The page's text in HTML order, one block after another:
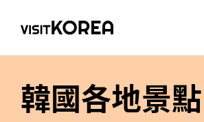
韓國各地景點